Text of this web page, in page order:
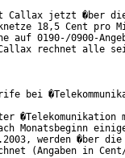
Callax jetzt �ber
18,5 Cent pro
auf 0190-/0900-
rechnet alle
bei
�Telekomunikation
Monatsbeginn
werden �ber
(Angaben in